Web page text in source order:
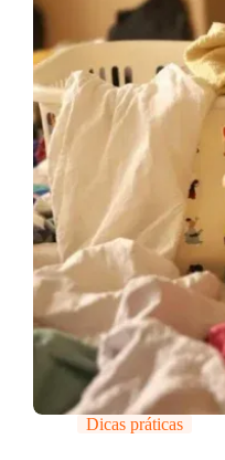
Dicas práticas